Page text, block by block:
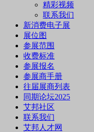
精彩视频
联系我们
新消费电子展
展位图
参展范围
收费标准
参展报名
参展商手册
往届展商列表
同期论坛2025
艾邦社区
联系我们
艾邦人才网